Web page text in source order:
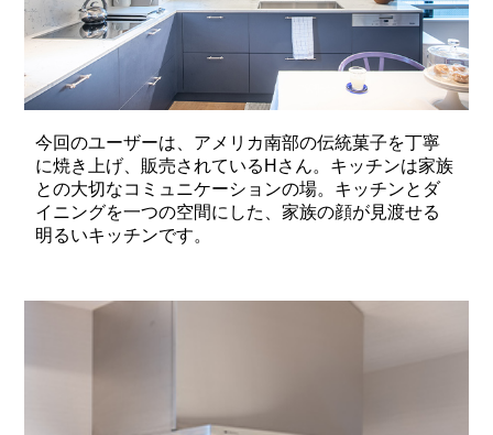
今回のユーザーは、アメリカ南部の伝統菓子を丁寧
に焼き上げ、販売されているHさん。キッチンは家族
との大切なコミュニケーションの場。キッチンとダ
イニングを一つの空間にした、家族の顔が見渡せる
明るいキッチンです。